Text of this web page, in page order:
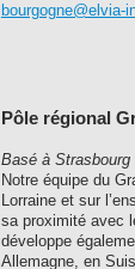
bourgogne@elvia-
Pôle régional
Basé à Strasbourg
Notre équipe du
Lorraine et sur
sa proximité avec
développe
Allemagne, en